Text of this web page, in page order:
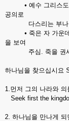
• 예수 그리스도를
공의로
다스리는 부나 심
• 죽은 자 가운데서
을 보여
주심. 죽을 권세
하나님을 찾으십시요
1.먼저 그의 나라와
Seek first the
2. 하나님을 만나게